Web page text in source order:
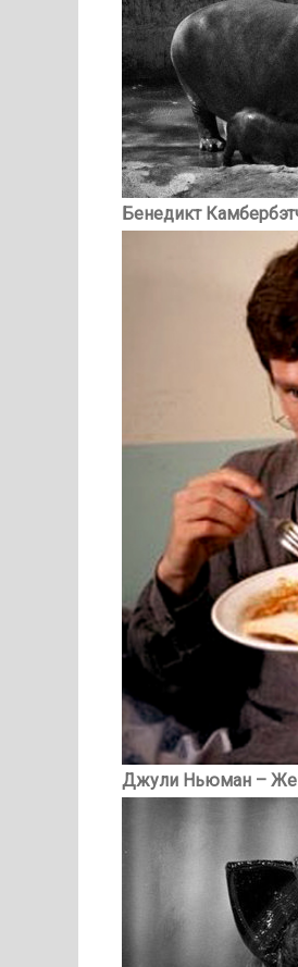
Бенедикт
Джули Ньюман –